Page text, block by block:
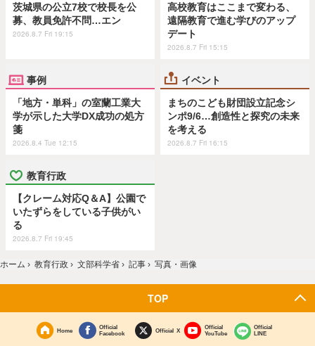
茨城県の公立7校で校長を公
募、教員免許不問…エン
2026.8.7 Fri 19:15
高校教育はここまで変わる、
遠隔教育で進む学びのアップ
デート
2026.8.7 Fri 15:15
事例
「地方・単科」の室蘭工業大
学が示した大学DX成功の処方
箋
2026.8.4 Tue 12:15
イベント
まちのこども財団設立記念シ
ンポ9/6…創造性と探究の未来
を考える
2026.8.7 Fri 16:15
教育行政
【クレーム対応Q＆A】公園で
いたずらをしている子供がい
る
2026.8.7 Fri 19:45
ホーム › 教育行政 › 文部科学省 › 記事 › 写真・画像
TOP
Home
Official
Facebook
Official X
Official
YouTube
Official
LINE